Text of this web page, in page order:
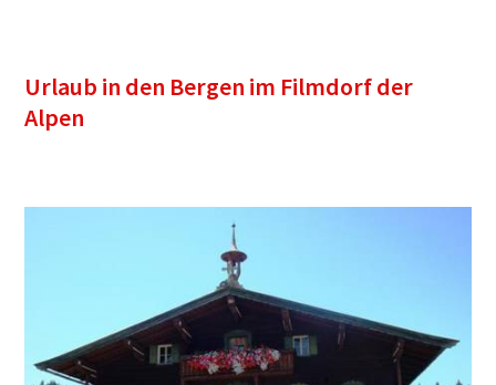
Urlaub in den Bergen im Filmdorf der
Alpen